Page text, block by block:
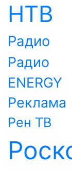
НТВ
Радио
Радио
ENERGY
Реклама
Рен ТВ